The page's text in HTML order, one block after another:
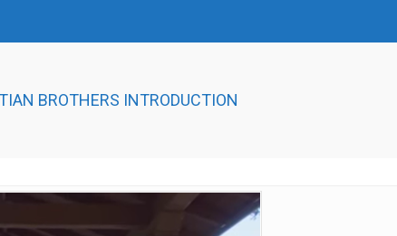
BROTHERS INTRODUCTION